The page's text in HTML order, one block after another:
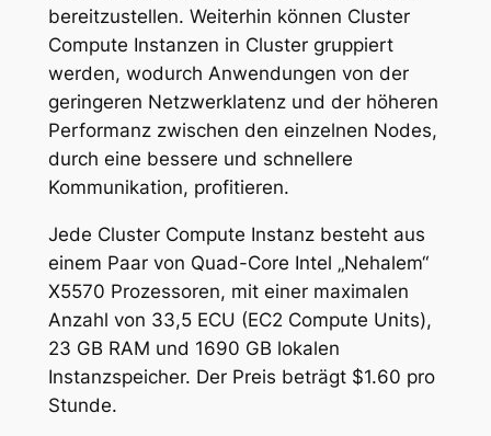
bereitzustellen. Weiterhin können Cluster
Compute Instanzen in Cluster gruppiert
werden, wodurch Anwendungen von der
geringeren Netzwerklatenz und der höheren
Performanz zwischen den einzelnen Nodes,
durch eine bessere und schnellere
Kommunikation, profitieren.
Jede Cluster Compute Instanz besteht aus
einem Paar von Quad-Core Intel „Nehalem“
X5570 Prozessoren, mit einer maximalen
Anzahl von 33,5 ECU (EC2 Compute Units),
23 GB RAM und 1690 GB lokalen
Instanzspeicher. Der Preis beträgt $1.60 pro
Stunde.